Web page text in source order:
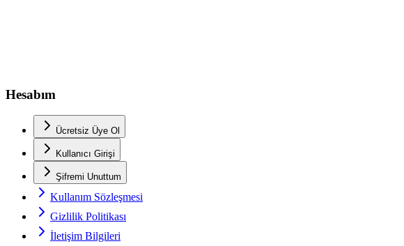
Hesabım
Ücretsiz Üye Ol
Kullanıcı Girişi
Şifremi Unuttum
Kullanım Sözleşmesi
Gizlilik Politikası
İletişim Bilgileri